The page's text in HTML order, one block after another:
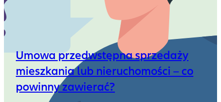
Umowa przedwstępna sprzedaży
mieszkania lub nieruchomości – co
powinny zawierać?